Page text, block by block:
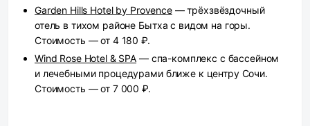
Garden Hills Hotel by Provence— трёхзвёздочный
отель в тихом районе Бытха с видом на горы.
Стоимость — от 4 180 ₽.
Wind Rose Hotel & SPA — спа-комплекс с бассейном
и лечебными процедурами ближе к центру Сочи.
Стоимость — от 7 000 ₽.